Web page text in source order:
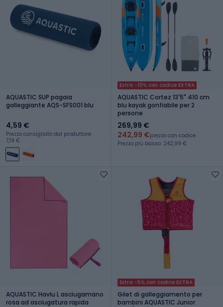
AQUASTIC SUP pagaia
galleggiante AQS-SFS001 blu
4,59 €
Prezzo consigliato dal produttore:
7,19 €
Extra -10% con codice EXTRA
AQUASTIC Cortez 13'5" 410 cm
blu kayak gonfiabile per 2
persone
269,99 €
242,99 €prezzo con codice
Prezzo più basso: 242,99 €
AQUASTIC Havlu L asciugamano
rosa ad asciugatura rapida
Extra -5% con codice EXTRA
Gilet di galleggiamento per
bambini AQUASTIC Junior